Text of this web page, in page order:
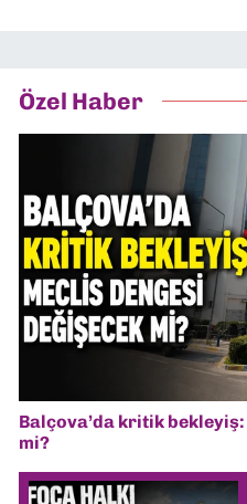
Özel Haber
Balçova’da kritik
mi?